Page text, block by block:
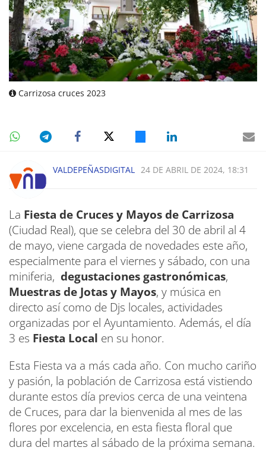
Carrizosa cruces 2023
VALDEPEÑASDIGITAL 24 DE ABRIL DE 2024, 18:31
La Fiesta de Cruces y Mayos de Carrizosa
(Ciudad Real), que se celebra del 30 de abril al 4
de mayo, viene cargada de novedades este año,
especialmente para el viernes y sábado, con una
miniferia, degustaciones gastronómicas,
Muestras de Jotas y Mayos, y música en
directo así como de Djs locales, actividades
organizadas por el Ayuntamiento. Además, el día
3 es Fiesta Local en su honor.
Esta Fiesta va a más cada año. Con mucho cariño
y pasión, la población de Carrizosa está vistiendo
durante estos día previos cerca de una veintena
de Cruces, para dar la bienvenida al mes de las
flores por excelencia, en esta fiesta floral que
dura del martes al sábado de la próxima semana.